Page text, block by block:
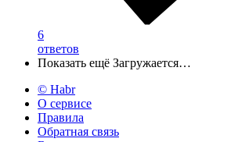
6
ответов
Показать ещё Загружается…
© Habr
О сервисе
Правила
Обратная связь